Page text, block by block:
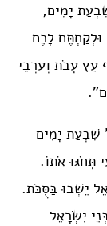
יָמִים,
וּלְקַחְתֶּם לָכֶם
עֵץ עָבֹת וְעַרְבֵי
שִׁבְעַת יָמִים
תָּחֹגּוּ אֹתוֹ.
יֵשְׁבוּ בַּסֻּכֹּת.
יִשְׂרָאֵל